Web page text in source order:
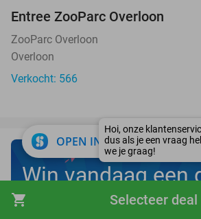
shopping_cart Selecteer deal
TODAY
Entree ZooParc Overloon
ZooParc Overloon
Overloon
Verkocht: 566
Win vandaag een
iPhone 17 Pro
OPEN IN APP close